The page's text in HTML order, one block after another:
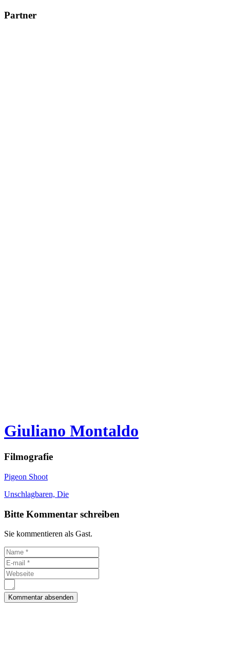
Partner
Giuliano Montaldo
Filmografie
Pigeon Shoot
Unschlagbaren, Die
Bitte Kommentar schreiben
Sie kommentieren als Gast.